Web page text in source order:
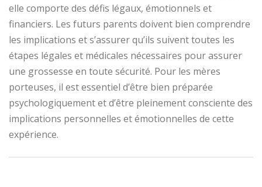
elle comporte des défis légaux, émotionnels et
financiers. Les futurs parents doivent bien comprendre
les implications et s’assurer qu’ils suivent toutes les
étapes légales et médicales nécessaires pour assurer
une grossesse en toute sécurité. Pour les mères
porteuses, il est essentiel d’être bien préparée
psychologiquement et d’être pleinement consciente des
implications personnelles et émotionnelles de cette
expérience.